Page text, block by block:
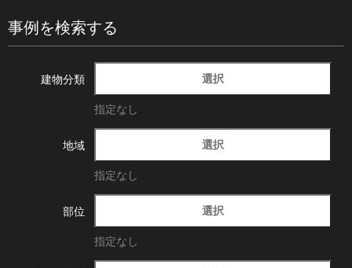
事例を検索する
建物分類 選択
指定なし
地域 選択
指定なし
部位 選択
指定なし